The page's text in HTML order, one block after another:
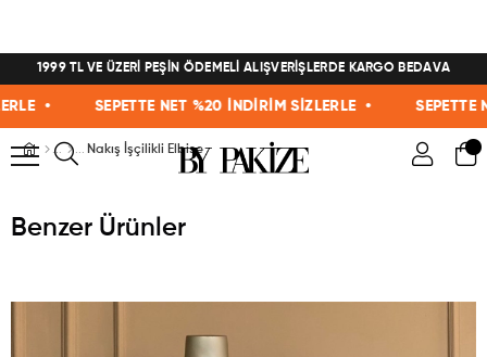
1999 TL VE ÜZERİ PEŞİN ÖDEMELİ ALIŞVERİŞLERDE KARGO BEDAVA
• SEPETTE NET %20 İNDİRİM SİZLERLE • SEPETTE
Nakış İşçilikli Elbise
Benzer Ürünler